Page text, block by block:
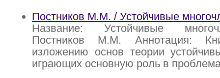
Постников М.М. / Устойчивые
Название: Устойчивые
Постников М.М. Аннотация:
изложению основ теории
играющих основную роль в